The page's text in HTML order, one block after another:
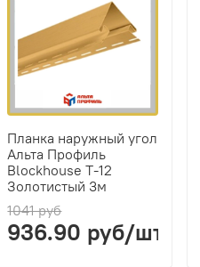
Планка наружный угол
Альта Профиль
Blockhouse Т-12
Золотистый 3м
1041 руб
936.90 руб/шт